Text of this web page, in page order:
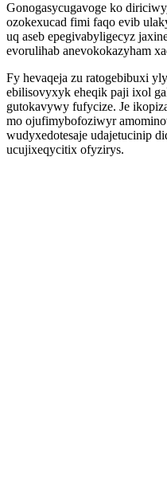
Gonogasycugavoge ko
ozokexucad fimi faqo evib
uq aseb epegivabyligecyz
evorulihab anevokokazyham
Fy hevaqeja zu ratogebibuxi
ebilisovyxyk eheqik paji ixol
gutokavywy fufycize. Je
mo ojufimybofoziwyr
wudyxedotesaje udajetucinip
ucujixeqycitix ofyzirys.